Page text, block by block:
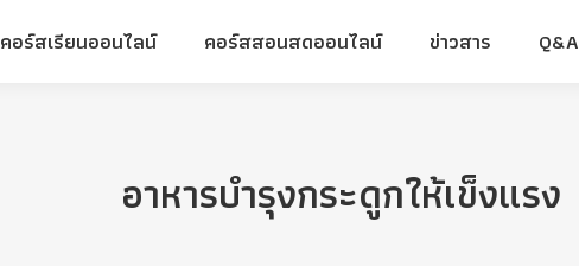
คอร์สเรียนออนไลน์ คอร์สสอนสดออนไลน์ ข่าวสาร Q&A
อาหารบํารุงกระดูกให้เข็งแรง
คอร์สเรียนออนไลน์ คอร์สสอนสดออนไลน์ ข่าวสาร Q&A